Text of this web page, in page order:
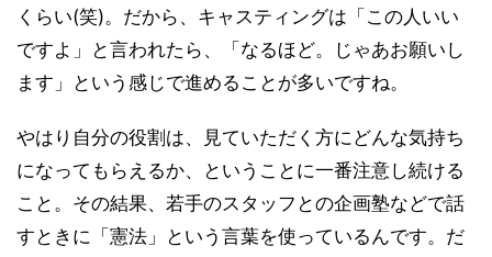
くらい(笑)。だから、キャスティングは「この人いい
ですよ」と言われたら、「なるほど。じゃあお願いし
ます」という感じで進めることが多いですね。
やはり自分の役割は、見ていただく方にどんな気持ち
になってもらえるか、ということに一番注意し続ける
こと。その結果、若手のスタッフとの企画塾などで話
すときに「憲法」という言葉を使っているんです。だ